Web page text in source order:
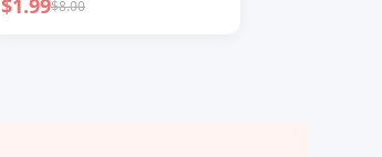
얼굴 세안용 초부드러운 타월 5
$1.99$8.00